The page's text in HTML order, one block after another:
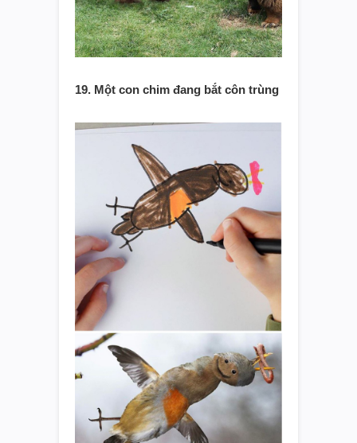
19. Một con chim đang bắt côn trùng